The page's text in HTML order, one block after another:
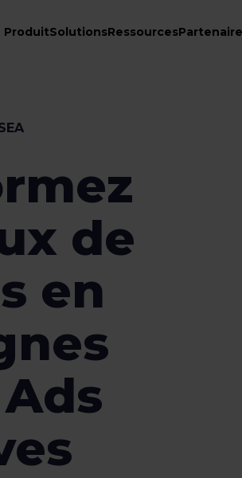
ProduitSolutionsRessources
de
en